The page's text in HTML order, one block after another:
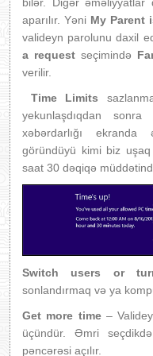
aparılır. Yəni My Parent
valideyn parolunu daxil
a request seçimində
verilir.
Time Limits
yekunlaşdıqdan
xəbərdarlığı ekranda
göründüyü kimi biz
saat 30 dəqiqə
Switch users or
sonlandırmaq və ya
Get more time–
üçündür. Əmri
pəncərəsi açılır.